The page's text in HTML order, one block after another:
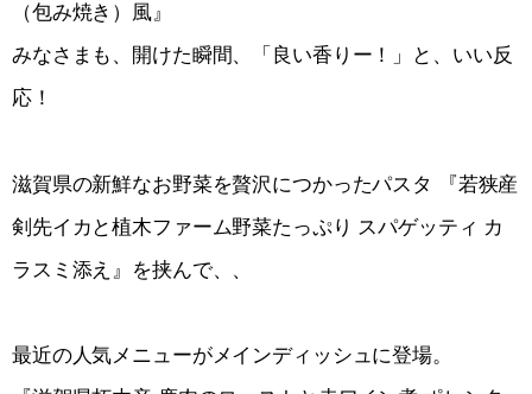
（包み焼き）風』
みなさまも、開けた瞬間、「良い香りー！」と、いい反
応！
滋賀県の新鮮なお野菜を贅沢につかったパスタ 『若狭産
剣先イカと植木ファーム野菜たっぷり スパゲッティ カ
ラスミ添え』を挟んで、、
最近の人気メニューがメインディッシュに登場。